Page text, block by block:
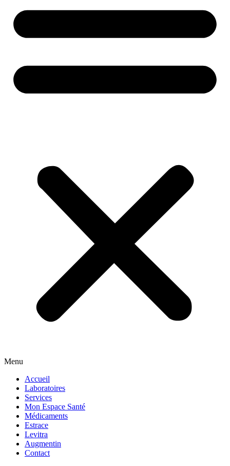
Menu
Accueil
Laboratoires
Services
Mon Espace Santé
Médicaments
Estrace
Levitra
Augmentin
Contact